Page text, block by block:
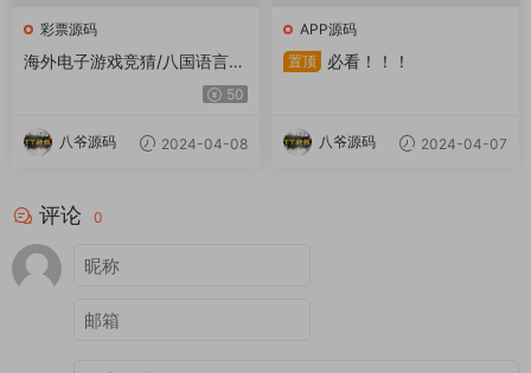
彩票源码
海外电子游戏竞猜/八国语言电
子游戏带50种游戏/完整控制/
BTC虚拟币支付/含搭建教程
50
八爷源码 2024-04-08
APP源码
置顶
必看！！！
八爷源码 2024-04-07
评论 0